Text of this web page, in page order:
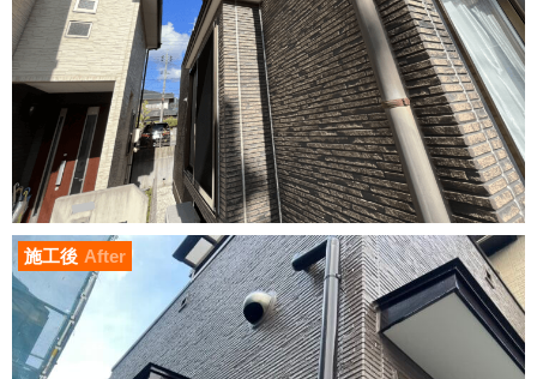
施工後 After